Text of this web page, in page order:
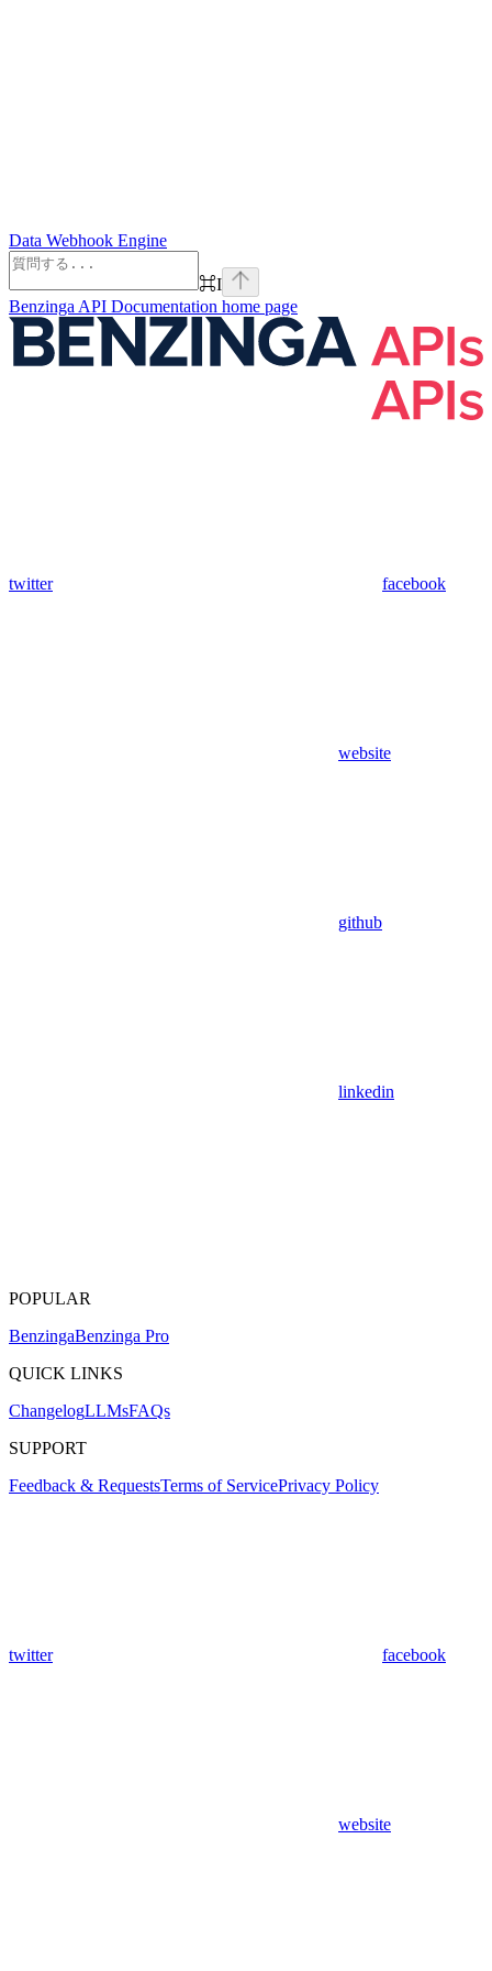
Data Webhook Engine
⌘I
Benzinga API Documentation home page
twitter facebook
website
github
linkedin
POPULAR
BenzingaBenzinga Pro
QUICK LINKS
ChangelogLLMsFAQs
SUPPORT
Feedback & RequestsTerms of ServicePrivacy Policy
twitter facebook
website